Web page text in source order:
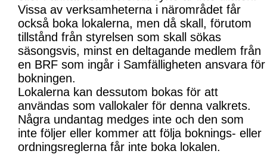
Vissa av verksamheterna i närområdet får
också boka lokalerna, men då skall, förutom
tillstånd från styrelsen som skall sökas
säsongsvis, minst en deltagande medlem från
en BRF som ingår i Samfälligheten ansvara för
bokningen.
Lokalerna kan dessutom bokas för att
användas som vallokaler för denna valkrets.
Några undantag medges inte och den som
inte följer eller kommer att följa boknings- eller
ordningsreglerna får inte boka lokalen.